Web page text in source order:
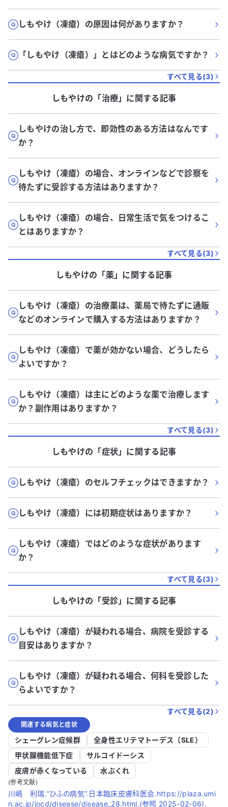
しもやけ（凍瘡）の原因は何がありますか？
「しもやけ（凍瘡）」とはどのような病気ですか？
すべて見る(3)
しもやけの「治療」に関する記事
しもやけの治し方で、即効性のある方法はなんです
か？
しもやけ（凍瘡）の場合、オンラインなどで診察を
待たずに受診する方法はありますか？
しもやけ（凍瘡）の場合、日常生活で気をつけるこ
とはありますか？
すべて見る(3)
しもやけの「薬」に関する記事
しもやけ（凍瘡）の治療薬は、薬局で待たずに通販
などのオンラインで購入する方法はありますか？
しもやけ（凍瘡）で薬が効かない場合、どうしたら
よいですか？
しもやけ（凍瘡）は主にどのような薬で治療します
か？副作用はありますか？
すべて見る(3)
しもやけの「症状」に関する記事
しもやけ（凍瘡）のセルフチェックはできますか？
しもやけ（凍瘡）には初期症状はありますか？
しもやけ（凍瘡）ではどのような症状があります
か？
すべて見る(3)
しもやけの「受診」に関する記事
しもやけ（凍瘡）が疑われる場合、病院を受診する
目安はありますか？
しもやけ（凍瘡）が疑われる場合、何科を受診した
らよいですか？
すべて見る(2)
関連する病気と症状
シェーグレン症候群
全身性エリテマトーデス（SLE）
甲状腺機能低下症
サルコイドーシス
皮膚が赤くなっている
水ぶくれ
(参考文献)
川嶋 利瑞.“ひふの病気”.日本臨床皮膚科医会.https://plaza.umi
n.ac.jp/jocd/disease/disease_28.html,(参照 2025-02-06).